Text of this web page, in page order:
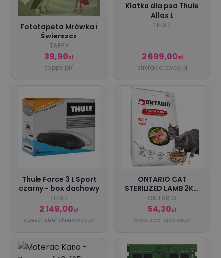
Fototapeta Mrówka i
Świerszcz
TAPPY
39,90zł
tappy.pl/
Klatka dla psa Thule
Allax L
THULE
2 699,00zł
strefakierowcy.pl
Thule Force 3 L Sport
czarny - box dachowy
THULE
2 149,00zł
czesci.strefakierowcy.pl
ONTARIO CAT
STERILIZED LAMB 2KG
KARMA DLA KOTÓW
WYKASTROWANYCH Z
JAGNIĘCINĄ
ONTARIO
54,30zł
www.zoo-aquos.pl